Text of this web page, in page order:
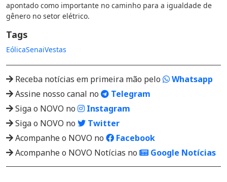
apontado como importante no caminho para a igualdade de
gênero no setor elétrico.
Tags
EólicaSenaiVestas
Receba notícias em primeira mão pelo
Whatsapp
Assine nosso canal no
Telegram
Siga o NOVO no
Instagram
Siga o NOVO no
Twitter
Acompanhe o NOVO no
Facebook
Acompanhe o NOVO Notícias no
Google Notícias